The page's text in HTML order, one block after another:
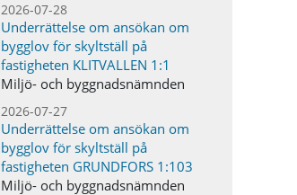
2026-07-28
Underrättelse om ansökan om
bygglov för skyltställ på
fastigheten KLITVALLEN 1:1
Miljö- och byggnadsnämnden
2026-07-27
Underrättelse om ansökan om
bygglov för skyltställ på
fastigheten GRUNDFORS 1:103
Miljö- och byggnadsnämnden